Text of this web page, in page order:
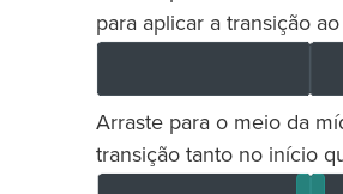
para aplicar a transição ao
Arraste para o meio da
transição tanto no início